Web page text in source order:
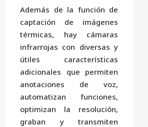
Además de la función de
captación de imágenes
térmicas, hay cámaras
infrarrojas con diversas y
útiles características
adicionales que permiten
anotaciones de voz,
automatizan funciones,
optimizan la resolución,
graban y transmiten